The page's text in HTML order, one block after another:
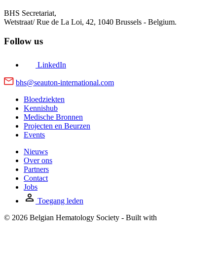
BHS Secretariat,
Wetstraat/ Rue de La Loi, 42, 1040 Brussels - Belgium.
Follow us
LinkedIn
bhs@seauton-international.com
Bloedziekten
Kennishub
Medische Bronnen
Projecten en Beurzen
Events
Nieuws
Over ons
Partners
Contact
Jobs
Toegang leden
© 2026 Belgian Hematology Society - Built with